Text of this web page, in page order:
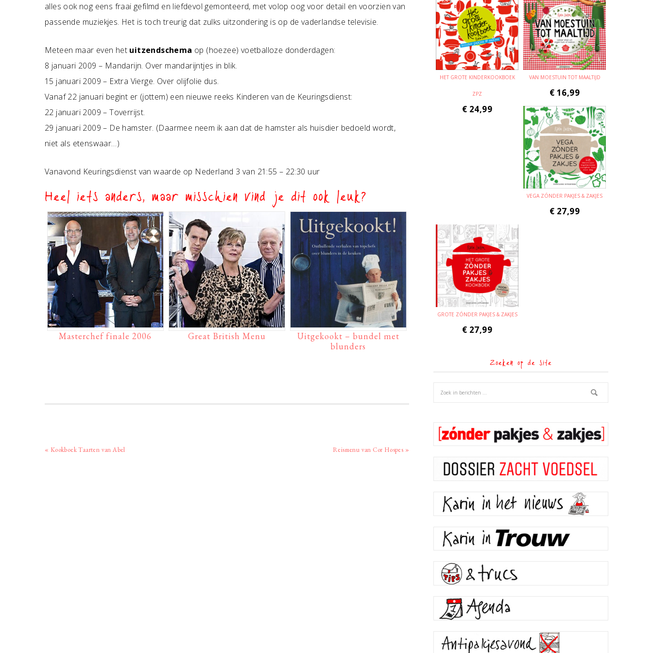
alles ook nog eens fraai gefilmd en liefdevol gemonteerd, met volop oog voor detail en voorzien van
passende muziekjes. Het is toch treurig dat zulks uitzondering is op de vaderlandse televisie.
Meteen maar even het uitzendschema op (hoezee) voetballoze donderdagen:
8 januari 2009 – Mandarijn. Over mandarijntjes in blik.
15 januari 2009 – Extra Vierge. Over olijfolie dus.
Vanaf 22 januari begint er (jottem) een nieuwe reeks Kinderen van de Keuringsdienst:
22 januari 2009 – Toverrijst.
29 januari 2009 – De hamster. (Daarmee neem ik aan dat de hamster als huisdier bedoeld wordt,
niet als etenswaar…)
Vanavond Keuringsdienst van waarde op Nederland 3 van 21:55 – 22:30 uur
Heel iets anders, maar misschien vind je dit ook leuk?
Masterchef finale 2006 Great British Menu
Uitgekookt – bundel met
blunders
Vorig
« Kookboek Taarten van Abel
Volgend
Reismenu van Cor Hospes »
HET GROTE KINDERKOOKBOEK
ZPZ
€ 24,99
VAN MOESTUIN TOT MAALTIJD
€ 16,99
VEGA ZÓNDER PAKJES & ZAKJES
€ 27,99
GROTE ZÓNDER PAKJES & ZAKJES
€ 27,99
Zoeken op de site